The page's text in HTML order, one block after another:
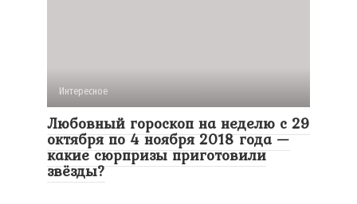
Интересное
Любовный гороскоп на неделю с 29
октября по 4 ноября 2018 года —
какие сюрпризы приготовили
звёзды?